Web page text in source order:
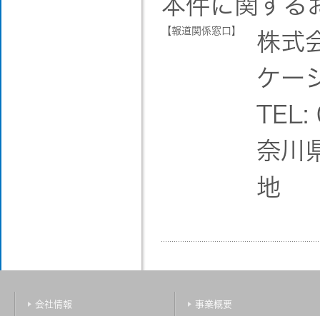
本件に関する
【報道関係窓口】
株式
ケー
奈川
地
会社情報 事業概要